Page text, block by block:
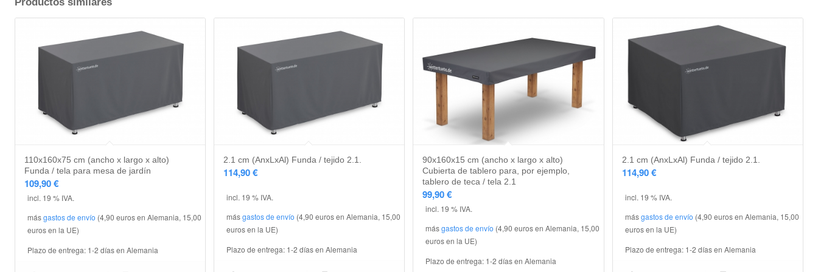
110x160x75 cm (ancho x largo x alto)
Funda / tela para mesa de jardín
109,90€
incl. 19 % IVA.
másgastos de envío (4,90 euros en Alemania, 15,00
euros en la UE)
Plazo de entrega: 1-2 días en Alemania
2.1 cm (AnxLxAl) Funda / tejido 2.1.
114,90€
incl. 19 % IVA.
másgastos de envío (4,90 euros en Alemania, 15,00
euros en la UE)
Plazo de entrega: 1-2 días en Alemania
90x160x15 cm (ancho x largo x alto)
Cubierta de tablero para, por ejemplo,
tablero de teca / tela 2.1
99,90€
incl. 19 % IVA.
másgastos de envío (4,90 euros en Alemania, 15,00
euros en la UE)
Plazo de entrega: 1-2 días en Alemania
2.1 cm (AnxLxAl) Funda / tejido 2.1.
114,90€
incl. 19 % IVA.
másgastos de envío (4,90 euros en Alemania, 15,00
euros en la UE)
Plazo de entrega: 1-2 días en Alemania